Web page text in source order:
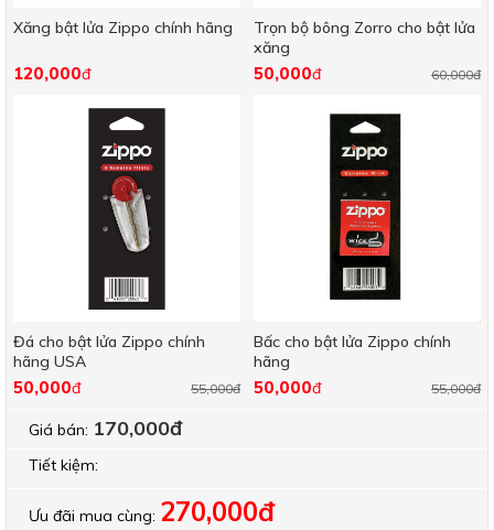
Xăng bật lửa Zippo chính hãng
120,000đ
Trọn bộ bông Zorro cho bật lửa
xăng
60,000đ
50,000đ
Đá cho bật lửa Zippo chính
hãng USA
55,000đ
50,000đ
Bấc cho bật lửa Zippo chính
hãng
55,000đ
50,000đ
Giá bán: 170,000đ
Tiết kiệm:
Ưu đãi mua cùng: 270,000đ